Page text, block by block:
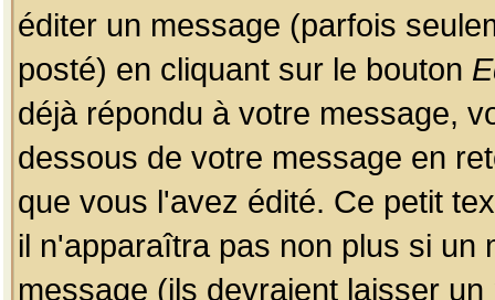
éditer un message (parfois
posté) en cliquant sur le bouton
déjà répondu à votre message,
dessous de votre message en
que vous l'avez édité. Ce petit
il n'apparaîtra pas non plus si un
message (ils devraient laisser